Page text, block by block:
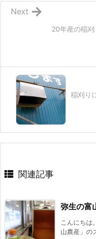
20年産の稲刈
Next
稲刈り
関連記事
弥生の富
こんにちは
山農産」の